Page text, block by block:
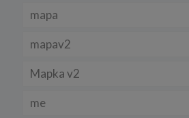
mapa
mapav2
Mapka v2
me